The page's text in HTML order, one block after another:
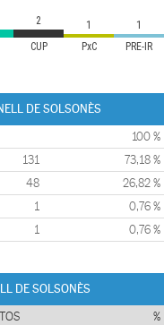
CUP PxC PRE-IR
2 1 1
DE SOLSONÈS
100 %
131 73,18 %
48 26,82 %
1 0,76 %
1 0,76 %
DE SOLSONÈS
%